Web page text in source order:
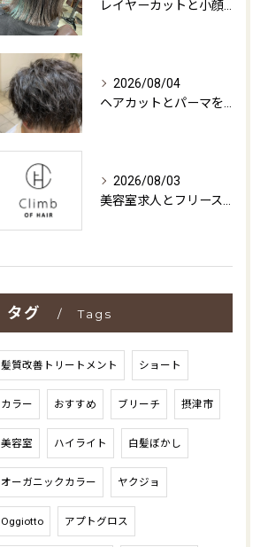
2026/08/04
2026/08/03
タグ Tags
髪質改善トリートメント ショート
カラー おすすめ ブリーチ 摂津市
美容室 ハイライト 白髪ぼかし
オーガニックカラー ヤクジョ
Oggiotto アプトグロス